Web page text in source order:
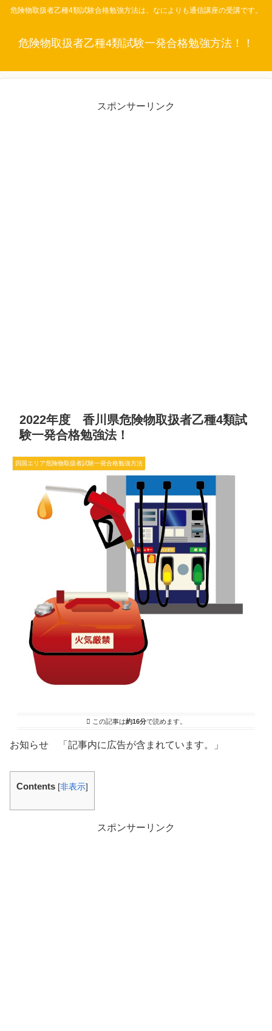
危険物取扱者乙種4類試験合格勉強方法は、なによりも通信講座の受講です。
危険物取扱者乙種4類試験一発合格勉強方法！！
スポンサーリンク
2022年度 香川県危険物取扱者乙種4類試
験一発合格勉強法！
四国エリア危険物取扱者試験一発合格勉強方法
この記事は約16分で読めます。
お知らせ 「記事内に広告が含まれています。」
Contents [非表示]
スポンサーリンク